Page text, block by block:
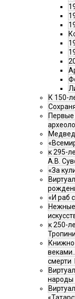
К 150-
Первые
к 295-
А.В.
«За
«И раб
к 250-
смерти
народы